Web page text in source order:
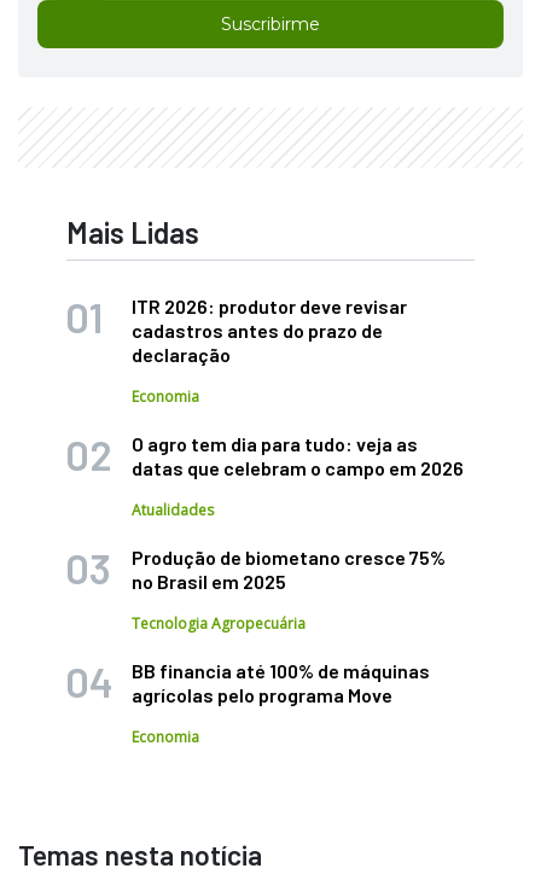
Suscribirme
Mais Lidas
ITR 2026: produtor deve revisar
cadastros antes do prazo de
declaração
Economia
O agro tem dia para tudo: veja as
datas que celebram o campo em 2026
Atualidades
Produção de biometano cresce 75%
no Brasil em 2025
Tecnologia Agropecuária
BB financia até 100% de máquinas
agrícolas pelo programa Move
Economia
Temas nesta notícia